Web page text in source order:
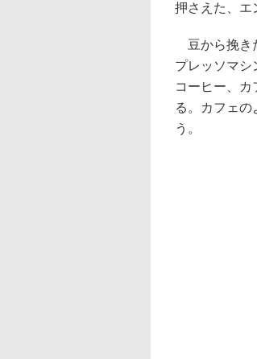
押さえた、エ
豆から挽き
プレッソマシ
コーヒー、
る。カフェ
う。